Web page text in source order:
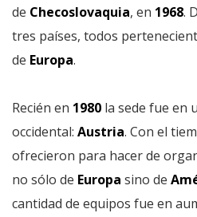
de Checoslovaquia, en 1968.
tres países, todos
de Europa.
Recién en 1980 la sede fue en
occidental: Austria. Con el
ofrecieron para hacer de
no sólo de Europa sino de
cantidad de equipos fue en